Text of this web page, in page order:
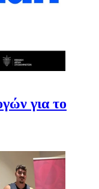
για το